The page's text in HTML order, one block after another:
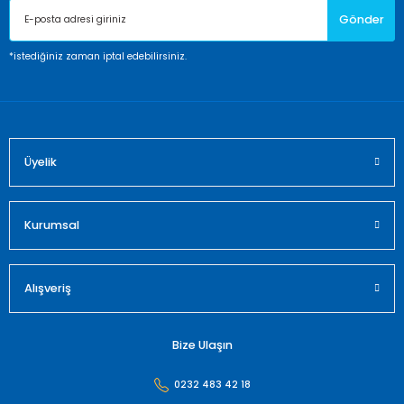
Ürün bilgilerinde hatalar bulunuyor.
Gönder
*istediğiniz zaman iptal edebilirsiniz.
Üyelik
Kurumsal
Alışveriş
Bize Ulaşın
0232 483 42 18